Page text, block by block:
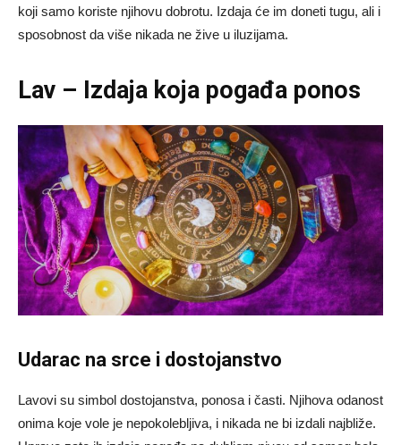
koji samo koriste njihovu dobrotu. Izdaja će im doneti tugu, ali i
sposobnost da više nikada ne žive u iluzijama.
Lav – Izdaja koja pogađa ponos
Udarac na srce i dostojanstvo
Lavovi su simbol dostojanstva, ponosa i časti. Njihova odanost
onima koje vole je nepokolebljiva, i nikada ne bi izdali najbliže.